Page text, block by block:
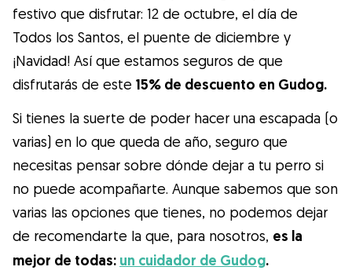
Razas
Buscar cuidadores
¿Qué es Gudog?
Gudog es la forma más fácil de encontrar y
reservar con el cuidador de perros
perfecto. ¡Miles de cuidadores están
disponibles para cuidar de tu perro como si
fuera un miembro más de su familia! Todas
festivo que disfrutar: 12 de octubre, el día de
Todos los Santos, el puente de diciembre y
¡Navidad! Así que estamos seguros de que
disfrutarás de este 15% de descuento en Gudog.
Si tienes la suerte de poder hacer una escapada (o
varias) en lo que queda de año, seguro que
necesitas pensar sobre dónde dejar a tu perro si
no puede acompañarte. Aunque sabemos que son
varias las opciones que tienes, no podemos dejar
de recomendarte la que, para nosotros, es la
mejor de todas: un cuidador de Gudog.